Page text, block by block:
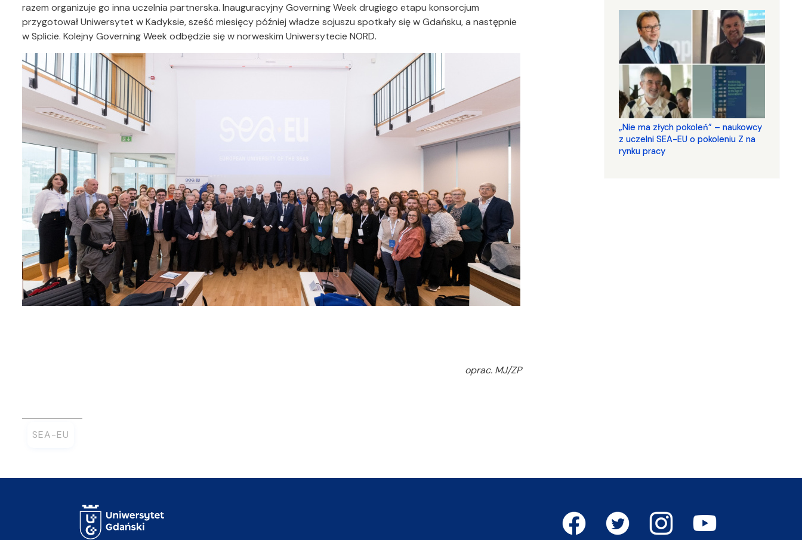
razem organizuje go inna uczelnia partnerska. Inauguracyjny Governing Week drugiego etapu konsorcjum
przygotował Uniwersytet w Kadyksie, sześć miesięcy później władze sojuszu spotkały się w Gdańsku, a następnie
w Splicie. Kolejny Governing Week odbędzie się w norweskim Uniwersytecie NORD.
oprac. MJ/ZP
SEA-EU
„Nie ma złych pokoleń” – naukowcy
z uczelni SEA-EU o pokoleniu Z na
rynku pracy